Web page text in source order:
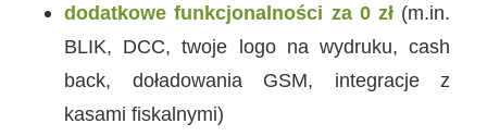
dodatkowe funkcjonalności za 0 zł (m.in.
BLIK, DCC, twoje logo na wydruku, cash
back, doładowania GSM, integracje z
kasami fiskalnymi)